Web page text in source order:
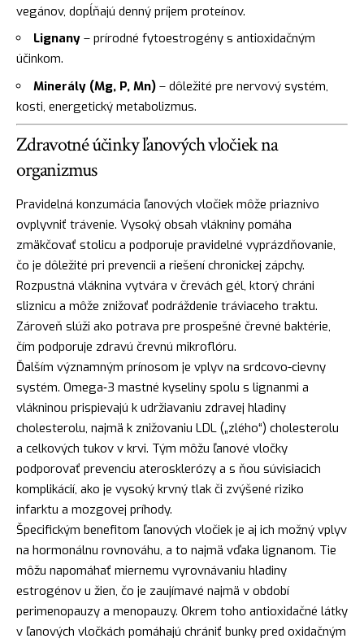
vegánov, dopĺňajú denný príjem proteínov.
Lignany – prírodné fytoestrogény s antioxidačným
účinkom.
Minerály (Mg, P, Mn) – dôležité pre nervový systém,
kosti, energetický metabolizmus.
Zdravotné účinky ľanových vločiek na
organizmus
Pravidelná konzumácia ľanových vločiek môže priaznivo
ovplyvniť trávenie. Vysoký obsah vlákniny pomáha
zmäkčovať stolicu a podporuje pravidelné vyprázdňovanie,
čo je dôležité pri prevencii a riešení chronickej zápchy.
Rozpustná vláknina vytvára v črevách gél, ktorý chráni
sliznicu a môže znižovať podráždenie tráviaceho traktu.
Zároveň slúži ako potrava pre prospešné črevné baktérie,
čím podporuje zdravú črevnú mikroflóru.
Ďalším významným prínosom je vplyv na srdcovo-cievny
systém. Omega‑3 mastné kyseliny spolu s lignanmi a
vlákninou prispievajú k udržiavaniu zdravej hladiny
cholesterolu, najmä k znižovaniu LDL („zlého“) cholesterolu
a celkových tukov v krvi. Tým môžu ľanové vločky
podporovať prevenciu aterosklerózy a s ňou súvisiacich
komplikácií, ako je vysoký krvný tlak či zvýšené riziko
infarktu a mozgovej príhody.
Špecifickým benefitom ľanových vločiek je aj ich možný vplyv
na hormonálnu rovnováhu, a to najmä vďaka lignanom. Tie
môžu napomáhať miernemu vyrovnávaniu hladiny
estrogénov u žien, čo je zaujímavé najmä v období
perimenopauzy a menopauzy. Okrem toho antioxidačné látky
v ľanových vločkách pomáhajú chrániť bunky pred oxidačným